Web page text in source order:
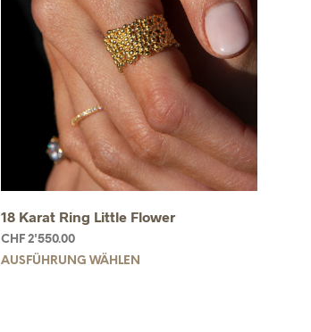
18 Karat Ring Little Flower
CHF2'550.00
AUSFÜHRUNG WÄHLEN